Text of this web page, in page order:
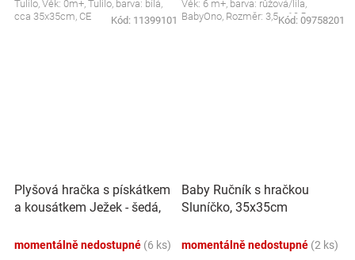
Tulilo, Věk: 0m+, Tulilo, barva: bílá,
cca 35x35cm, CE
Kód: 11399101
Věk: 6 m+, barva: růžová/lila,
BabyOno, Rozměr: 3,5 x 10,5 cm
Kód: 09758201
Plyšová hračka s pískátkem
a kousátkem Ježek - šedá,
momentálně nedostupné (6 ks)
Baby Ručník s hračkou
Sluníčko, 35x35cm
momentálně nedostupné (2 ks)